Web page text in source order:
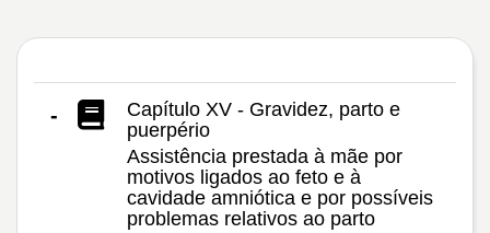
-
Capítulo XV - Gravidez, parto e
puerpério
Assistência prestada à mãe por
motivos ligados ao feto e à
cavidade amniótica e por possíveis
problemas relativos ao parto